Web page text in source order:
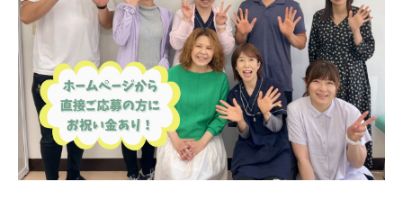
Education 研修・育成・研究
05. Welfare 福利厚生
06. Work style ワークスタイル